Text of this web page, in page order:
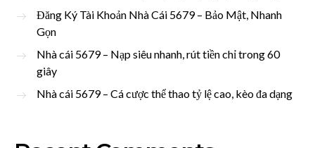
Đăng Ký Tài Khoản Nhà Cái 5679 – Bảo Mật, Nhanh
Gọn
Nhà cái 5679 – Nạp siêu nhanh, rút tiền chỉ trong 60
giây
Nhà cái 5679 – Cá cược thể thao tỷ lệ cao, kèo đa dạng